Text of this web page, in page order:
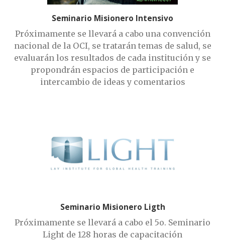
Seminario Misionero Intensivo
Próximamente se llevará a cabo una convención
nacional de la OCI, se tratarán temas de salud, se
evaluarán los resultados de cada institución y se
propondrán espacios de participación e
intercambio de ideas y comentarios
Seminario Misionero Ligth
Próximamente se llevará a cabo el 5o. Seminario
Light de 128 horas de capacitación